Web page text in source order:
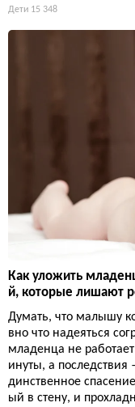
Дети 15 348
Как уложить
й, которые лишают
Думать, что малышу
вно что надеяться
младенца не работает
инуты, а
динственное
ый в стену, и